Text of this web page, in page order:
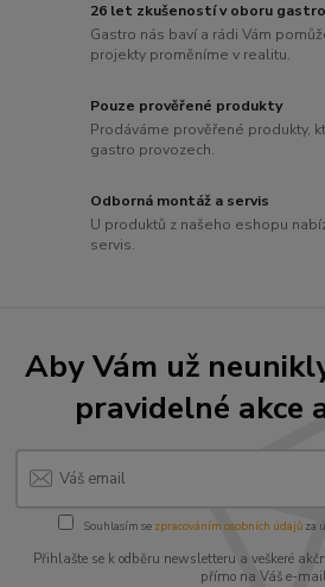
26 let zkušeností v oboru gastro
Gastro nás baví a rádi Vám
projekty proměníme v realitu.
Pouze prověřené produkty
Prodáváme prověřené produkty,
gastro provozech.
Odborná montáž a servis
U produktů z našeho eshopu
servis.
Aby Vám už
pravidelné akce
Souhlasím se zpracováním osobních údajůza
Přihlašte se k odběru newsletteru a veškeré
přímo na Váš e-